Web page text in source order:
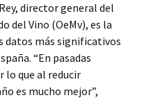
director general del
del Vino (OeMv), es la
datos más significativos
“En pasadas
lo que al reducir
es mucho mejor”,